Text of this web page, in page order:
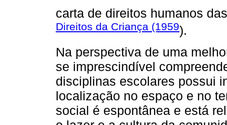
carta de direitos humanos
Direitos da Criança (1959).
Na perspectiva de uma
se imprescindível
disciplinas escolares possui
localização no espaço e no
social é espontânea e está